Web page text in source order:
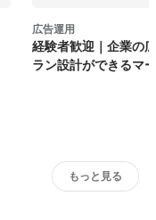
広告運用
経験者歓迎｜企業の
ラン設計ができるマ
もっと見る